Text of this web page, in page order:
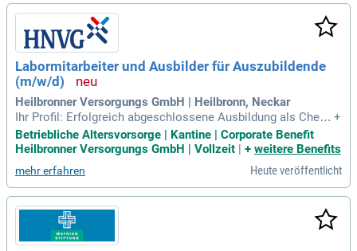
Labormitarbeiter und Ausbilder für Auszubildende
(m/w/d)
Heilbronner Versorgungs GmbH | Heilbronn, Neckar
Ihr Profil: Erfolgreich abgeschlossene Ausbildung als Chemi
elaborant (m/w/d), chemisch-technischer Assistent (m/w/
d) oder Laborant (m/w/d) bzw. vergleichbare naturwissensc
hein wünschenswert oder
+
Betriebliche Altersvorsorge | Kantine | Corporate Benefit
Heilbronner Versorgungs GmbH | Vollzeit
+ weitere Benefits
mehr erfahren Heute veröffentlicht